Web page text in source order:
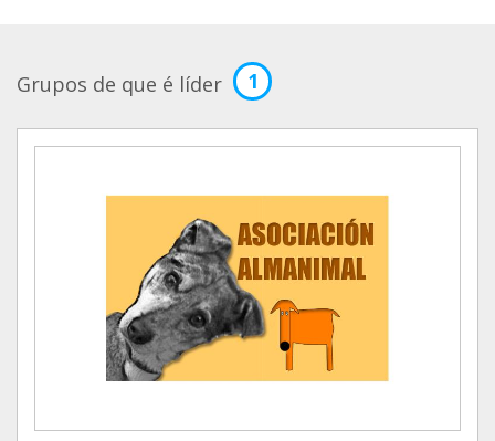
Grupos de que é líder 1